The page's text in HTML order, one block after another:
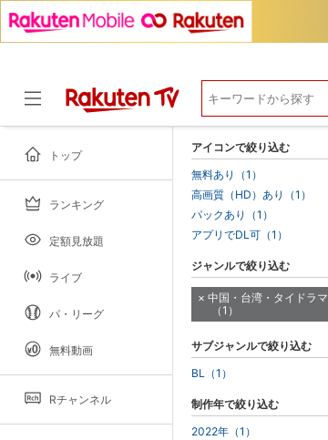
トップ
ランキング
定額見放題
ライブ
パ・リーグ
無料動画
Rチャンネル
アイコンで絞り込む
無料あり（1）
高画質（HD）あり（1）
パックあり（1）
アプリでDL可（1）
ジャンルで絞り込む
中国・台湾・タイドラマ
（1）
サブジャンルで絞り込む
BL（1）
制作年で絞り込む
2022年（1）